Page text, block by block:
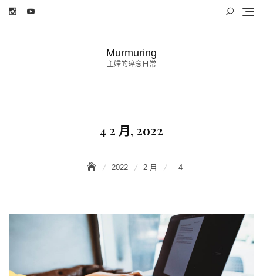
Skip
Murmuring
主婦的碎念日常
4 2 月, 2022
2022 2 月 4